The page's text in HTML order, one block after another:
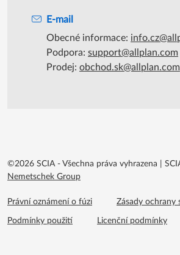
E-mail
Obecné informace:
Podpora: support@allplan.com
Prodej: obchod.sk@allplan.com
©2026 SCIA - Všechna práva vyhrazena
Nemetschek Group
Footer menu extra
Právní oznámení o fúzi Zásady ochrany
Podmínky použití Licenční podmínky